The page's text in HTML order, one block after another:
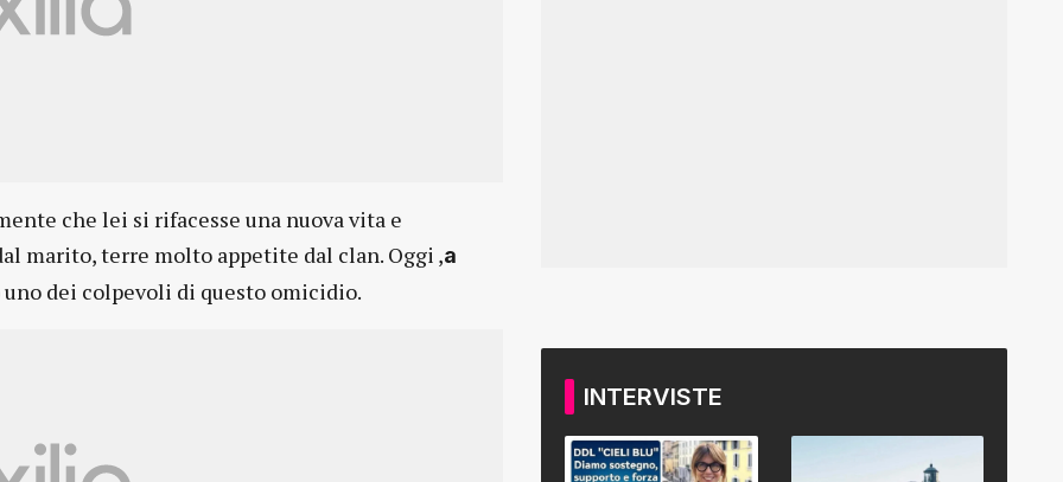
che lei si rifacesse una nuova vita e
marito, terre molto appetite dal clan. Oggi ,a
dei colpevoli di questo omicidio.
INTERVISTE